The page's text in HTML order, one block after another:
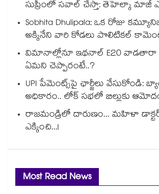
సుప్రీంలో సవాల్ చేస్తా: తెహెల్కా మాజీ
Sobhita Dhulipala: ఒక రోజు
అక్కినేని వారి కోడలు పొలిటికల్
విమానాల్లోనూ ఇథనాల్ E20 వాడతారా :
ఏమని చెప్పారంటే..?
UPI పేమెంట్స్⁪పై ఛార్జీలు వేసుకోండి:
అధికారం.. లోక్ సభలో బిల్లుకు
రాజమండ్రిలో దారుణం... మహిళా
ఎక్కించి...!
Most Read News